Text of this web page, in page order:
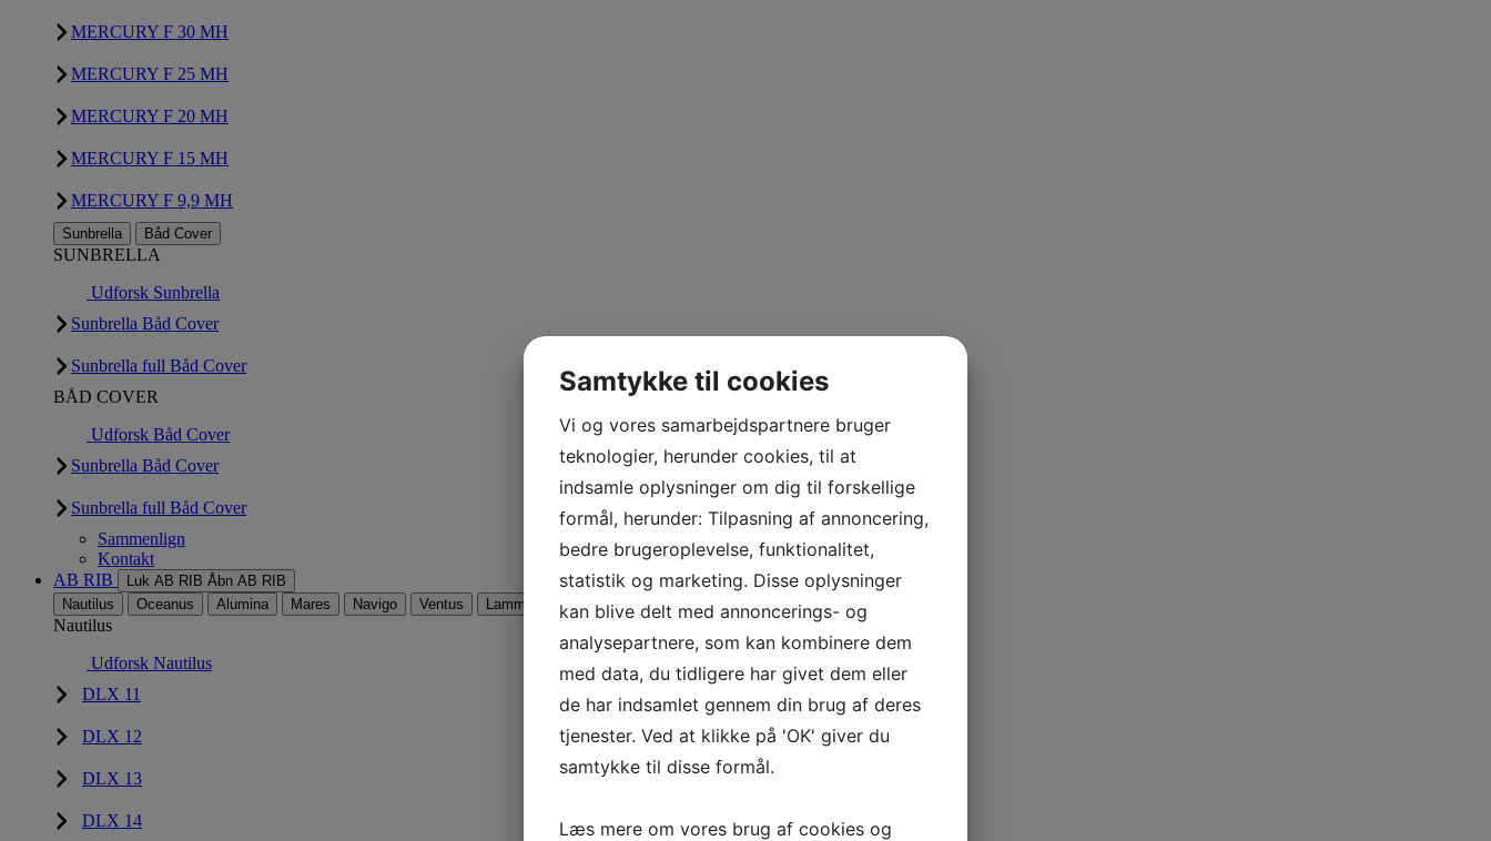
MERCURY F 30 MH
MERCURY F 25 MH
MERCURY F 20 MH
MERCURY F 15 MH
MERCURY F 9,9 MH
Sunbrella Båd Cover
SUNBRELLA
Udforsk Sunbrella
Sunbrella Båd Cover
Sunbrella full Båd Cover
BÅD COVER
Udforsk Båd Cover
Sunbrella Båd Cover
Sunbrella full Båd Cover
Sammenlign
Kontakt
AB RIB
Luk AB RIB Åbn AB RIB
Nautilus
Oceanus Alumina Mares Navigo Ventus Lammina AL Lammina UL AB Rider
Nautilus
Udforsk Nautilus
DLX 11
DLX 12
DLX 13
DLX 14
Samtykke til cookies
Vi og vores samarbejdspartnere bruger
teknologier, herunder cookies, til at
indsamle oplysninger om dig til forskellige
formål, herunder: Tilpasning af annoncering,
bedre brugeroplevelse, funktionalitet,
statistik og marketing. Disse oplysninger
kan blive delt med annoncerings- og
analysepartnere, som kan kombinere dem
med data, du tidligere har givet dem eller
de har indsamlet gennem din brug af deres
tjenester. Ved at klikke på 'OK' giver du
samtykke til disse formål.
Læs mere om vores brug af cookies og